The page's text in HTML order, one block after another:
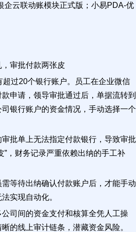
企云联动账模块正式版；小易PDA-优
审批付款两张皮
过20个银行账户。员工在企业微信
申请，领导审批通过后，单据流转到
银行账户的资金情况，手动选择一个
批单上无法指定付款银行，导致审批
”，财务记录严重依赖出纳的手工补
等待出纳确认付款账户后，才能手动
实现自动化。
司间的资金支付和核算全凭人工操
的线上审计链条，潜藏资金风险。